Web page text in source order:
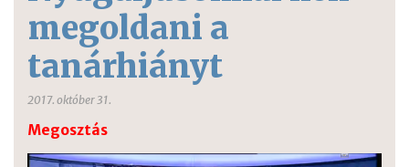
megoldani a
tanárhiányt
2017. október 31.
Megosztás